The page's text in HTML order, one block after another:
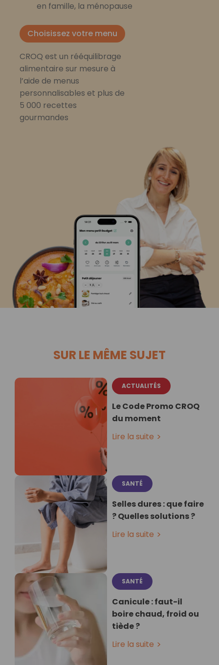
en famille, la ménopause
Choisissez votre menu
CROQ est un rééquilibrage
alimentaire sur mesure à
l’aide de menus
personnalisables et plus de
5 000 recettes
gourmandes
SUR LE MÊME SUJET
ACTUALITÉS
Le Code Promo CROQ
du moment
Lire la suite
SANTÉ
Selles dures : que faire
? Quelles solutions ?
Lire la suite
SANTÉ
Canicule : faut-il
boire chaud, froid ou
tiède ?
Lire la suite